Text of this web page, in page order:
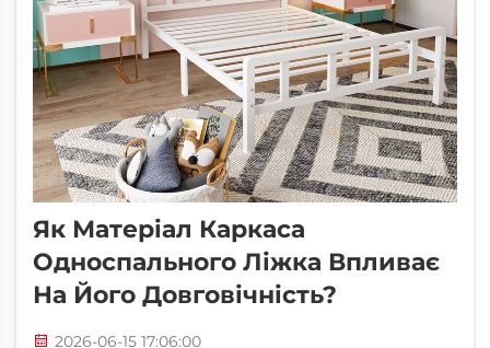
Як Матеріал Каркаса
Односпального Ліжка Впливає
На Його Довговічність?
2026-06-15 17:06:00